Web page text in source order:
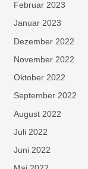
Februar 2023
Januar 2023
Dezember 2022
November 2022
Oktober 2022
September 2022
August 2022
Juli 2022
Juni 2022